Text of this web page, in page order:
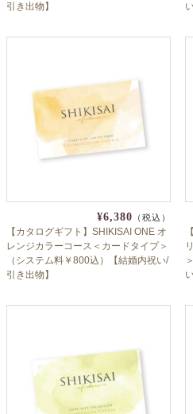
引き出物】
¥6,380 （税込）
【カタログギフト】SHIKISAI ONE オ
レンジカラーコース＜カードタイプ＞
（システム料￥800込）【結婚内祝い/
引き出物】